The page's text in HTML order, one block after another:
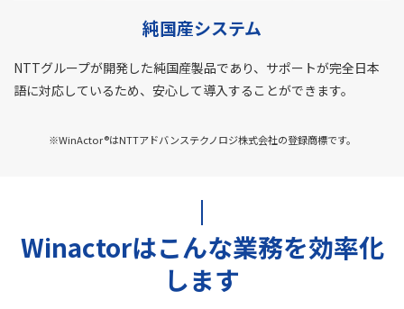
純国産システム
NTTグループが開発した純国産製品であり、サポートが完全日本
語に対応しているため、安心して導入することができます。
※WinActor®はNTTアドバンステクノロジ株式会社の登録商標です。
Winactorはこんな業務を効率化
します